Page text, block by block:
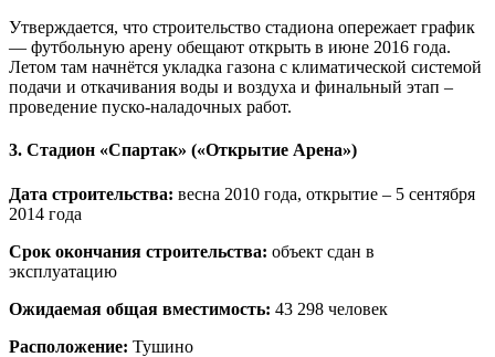
Утверждается, что строительство стадиона опережает график
— футбольную арену обещают открыть в июне 2016 года.
Летом там начнётся укладка газона с климатической системой
подачи и откачивания воды и воздуха и финальный этап –
проведение пуско-наладочных работ.
3. Стадион «Спартак» («Открытие Арена»)
Дата строительства: весна 2010 года, открытие – 5 сентября
2014 года
Срок окончания строительства: объект сдан в
эксплуатацию
Ожидаемая общая вместимость: 43 298 человек
Расположение: Тушино